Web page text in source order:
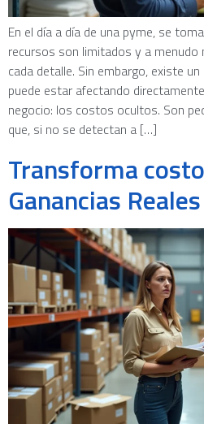
En el día a día de una pyme, se
recursos son limitados y a
cada detalle. Sin embargo, existe
puede estar afectando
negocio: los costos ocultos. Son
que, si no se detectan a […]
Transforma
Ganancias Reales